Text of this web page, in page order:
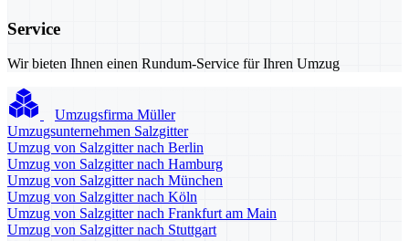
Service
Wir bieten Ihnen einen Rundum-Service für Ihren Umzug
Umzugsfirma Müller
Umzugsunternehmen Salzgitter
Umzug von Salzgitter nach Berlin
Umzug von Salzgitter nach Hamburg
Umzug von Salzgitter nach München
Umzug von Salzgitter nach Köln
Umzug von Salzgitter nach Frankfurt am Main
Umzug von Salzgitter nach Stuttgart